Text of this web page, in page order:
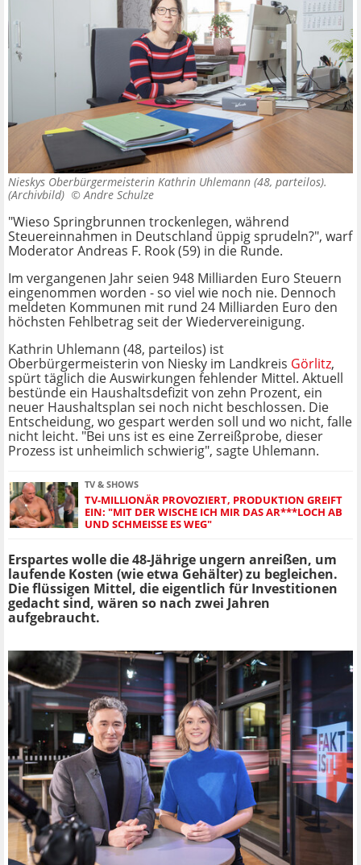
Nieskys Oberbürgermeisterin Kathrin Uhlemann (48, parteilos).
(Archivbild) ©Andre Schulze
"Wieso Springbrunnen trockenlegen, während
Steuereinnahmen in Deutschland üppig sprudeln?", warf
Moderator Andreas F. Rook (59) in die Runde.
Im vergangenen Jahr seien 948 Milliarden Euro Steuern
eingenommen worden - so viel wie noch nie. Dennoch
meldeten Kommunen mit rund 24 Milliarden Euro den
höchsten Fehlbetrag seit der Wiedervereinigung.
Kathrin Uhlemann (48, parteilos) ist
Oberbürgermeisterin von Niesky im Landkreis Görlitz,
spürt täglich die Auswirkungen fehlender Mittel. Aktuell
bestünde ein Haushaltsdefizit von zehn Prozent, ein
neuer Haushaltsplan sei noch nicht beschlossen. Die
Entscheidung, wo gespart werden soll und wo nicht, falle
nicht leicht. "Bei uns ist es eine Zerreißprobe, dieser
Prozess ist unheimlich schwierig", sagte Uhlemann.
TV & SHOWS
TV-MILLIONÄR PROVOZIERT, PRODUKTION GREIFT
EIN: "MIT DER WISCHE ICH MIR DAS AR***LOCH AB
UND SCHMEISSE ES WEG"
Erspartes wolle die 48-Jährige ungern anreißen, um
laufende Kosten (wie etwa Gehälter) zu begleichen.
Die flüssigen Mittel, die eigentlich für Investitionen
gedacht sind, wären so nach zwei Jahren
aufgebraucht.